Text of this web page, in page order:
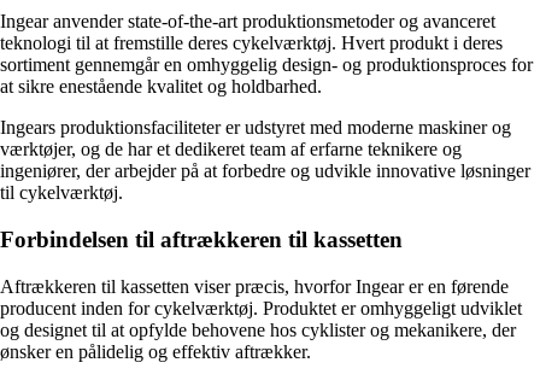
Ingear anvender state-of-the-art produktionsmetoder og avanceret
teknologi til at fremstille deres cykelværktøj. Hvert produkt i deres
sortiment gennemgår en omhyggelig design- og produktionsproces for
at sikre enestående kvalitet og holdbarhed.
Ingears produktionsfaciliteter er udstyret med moderne maskiner og
værktøjer, og de har et dedikeret team af erfarne teknikere og
ingeniører, der arbejder på at forbedre og udvikle innovative løsninger
til cykelværktøj.
Forbindelsen til aftrækkeren til kassetten
Aftrækkeren til kassetten viser præcis, hvorfor Ingear er en førende
producent inden for cykelværktøj. Produktet er omhyggeligt udviklet
og designet til at opfylde behovene hos cyklister og mekanikere, der
ønsker en pålidelig og effektiv aftrækker.